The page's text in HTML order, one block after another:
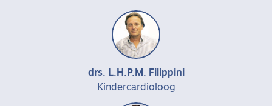
drs. L.H.P.M. Filippini
Kindercardioloog